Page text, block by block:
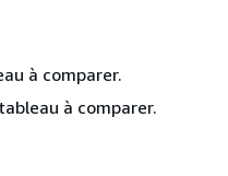
à comparer.
à comparer.